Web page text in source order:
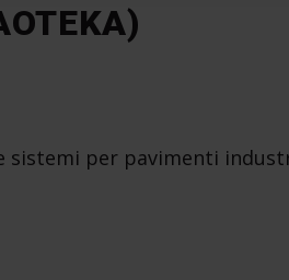
sistemi per pavimenti